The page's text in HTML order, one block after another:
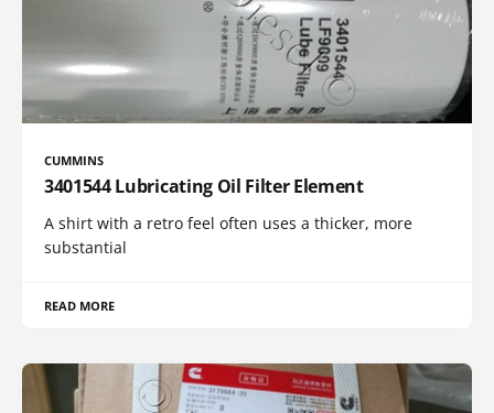
CUMMINS
3401544 Lubricating Oil Filter Element
A shirt with a retro feel often uses a thicker, more
substantial
READ MORE